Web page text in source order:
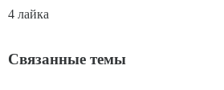
4 лайка
Связанные темы